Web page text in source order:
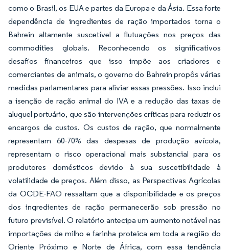
como o Brasil, os EUA e partes da Europa e da Ásia. Essa forte
dependência de ingredientes de ração importados torna o
Bahrein altamente suscetível a flutuações nos preços das
commodities globais. Reconhecendo os significativos
desafios financeiros que isso impõe aos criadores e
comerciantes de animais, o governo do Bahrein propôs várias
medidas parlamentares para aliviar essas pressões. Isso inclui
a isenção de ração animal do IVA e a redução das taxas de
aluguel portuário, que são intervenções críticas para reduzir os
encargos de custos. Os custos de ração, que normalmente
representam 60-70% das despesas de produção avícola,
representam o risco operacional mais substancial para os
produtores domésticos devido à sua suscetibilidade à
volatilidade de preços. Além disso, as Perspectivas Agrícolas
da OCDE-FAO ressaltam que a disponibilidade e os preços
dos ingredientes de ração permanecerão sob pressão no
futuro previsível. O relatório antecipa um aumento notável nas
importações de milho e farinha proteica em toda a região do
Oriente Próximo e Norte de África, com essa tendência